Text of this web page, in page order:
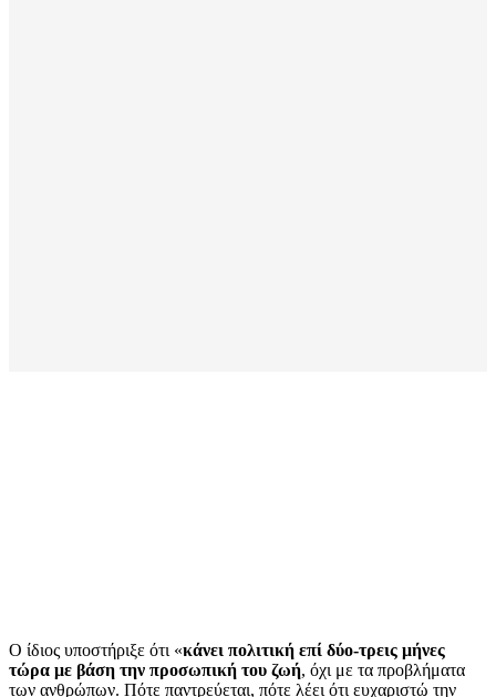
Ο ίδιος υποστήριξε ότι «κάνει πολιτική επί δύο-τρεις μήνες
τώρα με βάση την προσωπική του ζωή, όχι με τα προβλήματα
των ανθρώπων. Πότε παντρεύεται, πότε λέει ότι ευχαριστώ την